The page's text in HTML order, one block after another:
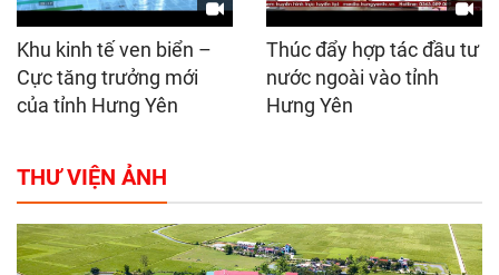
Khu kinh tế ven biển –
Cực tăng trưởng mới
của tỉnh Hưng Yên
Thúc đẩy hợp tác đầu tư
nước ngoài vào tỉnh
Hưng Yên
THƯ VIỆN ẢNH